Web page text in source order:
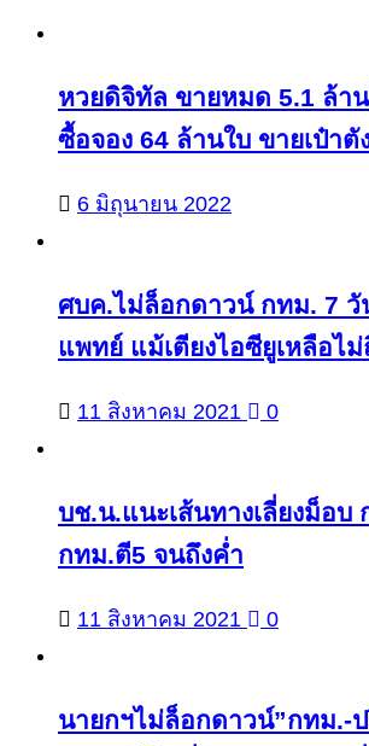
หวยดิจิทัล ขายหมด 5.1 ล้าน
ซื้อจอง 64 ล้านใบ ขายเป๋าตั
6 มิถุนายน 2022
ศบค.ไม่ล็อกดาวน์ กทม. 7 วั
แพทย์ แม้เตียงไอซียูเหลือไม่
11 สิงหาคม 2021 0
บช.น.แนะเส้นทางเลี่ยงม็อบ
กทม.ตี5 จนถึงค่ำ
11 สิงหาคม 2021 0
นายกฯไม่ล็อกดาวน์”กทม.-